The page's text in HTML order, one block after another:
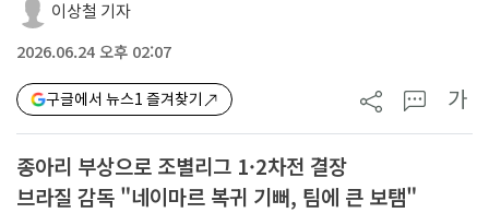
이상철 기자
2026.06.24 오후 02:07
구글에서 뉴스1 즐겨찾기 가
종아리 부상으로 조별리그 1·2차전 결장
브라질 감독 "네이마르 복귀 기뻐, 팀에 큰 보탬"